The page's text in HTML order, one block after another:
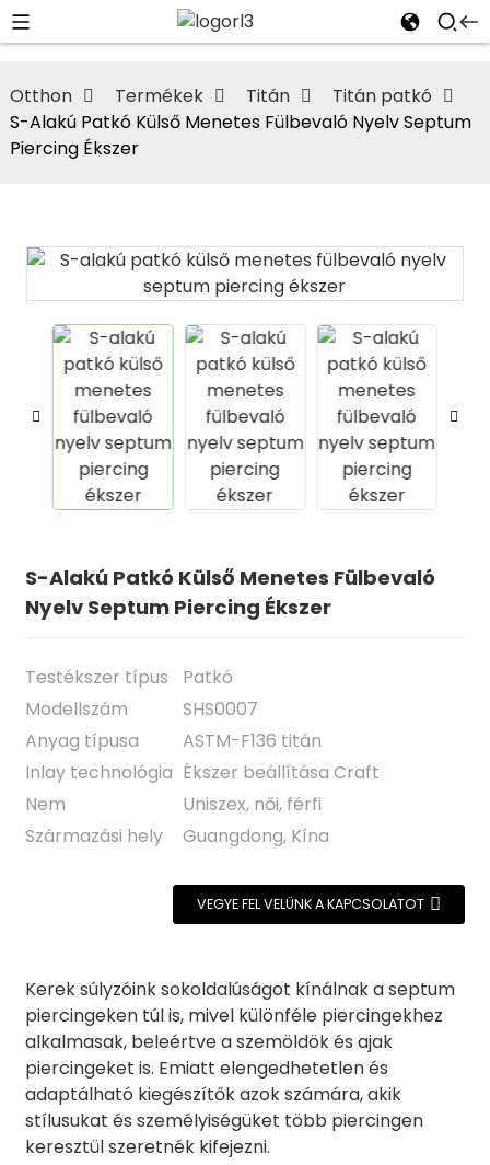
Otthon Termékek Titán
Titán patkó
S-Alakú Patkó Külső Menetes Fülbevaló Nyelv Septum
Piercing Ékszer
S-Alakú Patkó Külső Menetes Fülbevaló
Nyelv Septum Piercing Ékszer
Testékszer típus
Patkó
Modellszám
SHS0007
Anyag típusa
ASTM-F136 titán
Inlay technológia Ékszer beállítása Craft
Nem
Uniszex, női, férfi
Származási hely
Guangdong, Kína
VEGYE FEL VELÜNK A KAPCSOLATOT
Kerek súlyzóink sokoldalúságot kínálnak a septum
piercingeken túl is, mivel különféle piercingekhez
alkalmasak, beleértve a szemöldök és ajak
piercingeket is. Emiatt elengedhetetlen és
adaptálható kiegészítők azok számára, akik
stílusukat és személyiségüket több piercingen
keresztül szeretnék kifejezni.